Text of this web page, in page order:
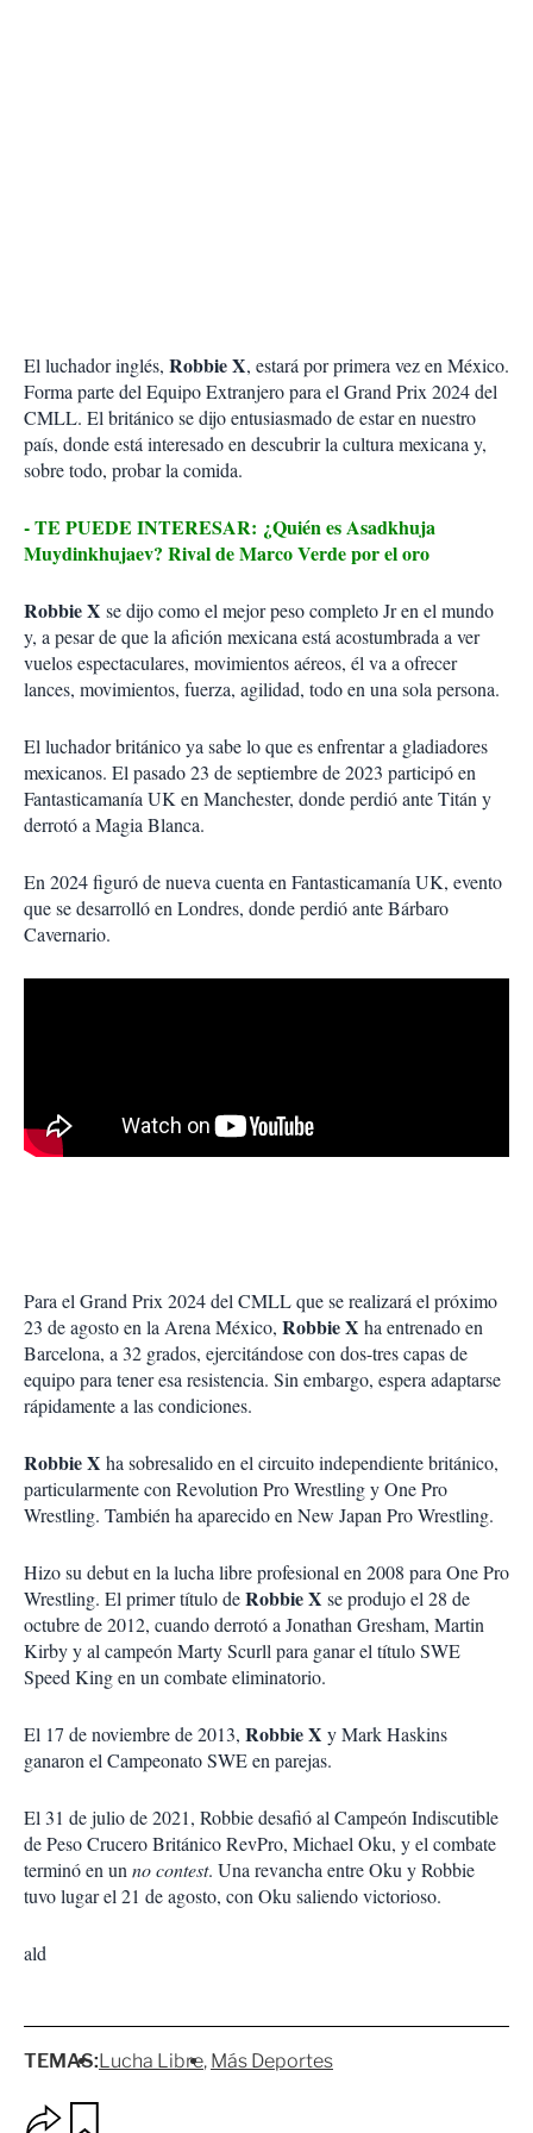
El luchador inglés, Robbie X, estará por primera vez en México.
Forma parte del Equipo Extranjero para el Grand Prix 2024 del
CMLL. El británico se dijo entusiasmado de estar en nuestro
país, donde está interesado en descubrir la cultura mexicana y,
sobre todo, probar la comida.
- TE PUEDE INTERESAR: ¿Quién es Asadkhuja
Muydinkhujaev? Rival de Marco Verde por el oro
Robbie X se dijo como el mejor peso completo Jr en el mundo
y, a pesar de que la afición mexicana está acostumbrada a ver
vuelos espectaculares, movimientos aéreos, él va a ofrecer
lances, movimientos, fuerza, agilidad, todo en una sola persona.
El luchador británico ya sabe lo que es enfrentar a gladiadores
mexicanos. El pasado 23 de septiembre de 2023 participó en
Fantasticamanía UK en Manchester, donde perdió ante Titán y
derrotó a Magia Blanca.
En 2024 figuró de nueva cuenta en Fantasticamanía UK, evento
que se desarrolló en Londres, donde perdió ante Bárbaro
Cavernario.
Para el Grand Prix 2024 del CMLL que se realizará el próximo
23 de agosto en la Arena México, Robbie X ha entrenado en
Barcelona, a 32 grados, ejercitándose con dos-tres capas de
equipo para tener esa resistencia. Sin embargo, espera adaptarse
rápidamente a las condiciones.
Robbie X ha sobresalido en el circuito independiente británico,
particularmente con Revolution Pro Wrestling y One Pro
Wrestling. También ha aparecido en New Japan Pro Wrestling.
Hizo su debut en la lucha libre profesional en 2008 para One Pro
Wrestling. El primer título deRobbie X se produjo el 28 de
octubre de 2012, cuando derrotó a Jonathan Gresham, Martin
Kirby y al campeón Marty Scurll para ganar el título SWE
Speed King en un combate eliminatorio.
El 17 de noviembre de 2013, Robbie X y Mark Haskins
ganaron el Campeonato SWE en parejas.
El 31 de julio de 2021, Robbie desafió al Campeón Indiscutible
de Peso Crucero Británico RevPro, Michael Oku, y el combate
terminó en un no contest. Una revancha entre Oku y Robbie
tuvo lugar el 21 de agosto, con Oku saliendo victorioso.
ald
TEMAS:Lucha Libre Más Deportes